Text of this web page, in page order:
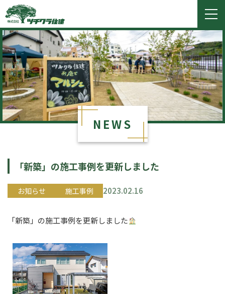
NEWS
「新築」の施工事例を更新しました
お知らせ 施工事例 2023.02.16
「新築」の施工事例を更新しました